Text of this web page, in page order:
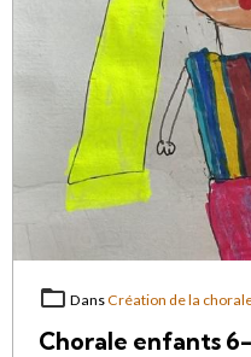
DansCréation de la
Chorale enfants 6-